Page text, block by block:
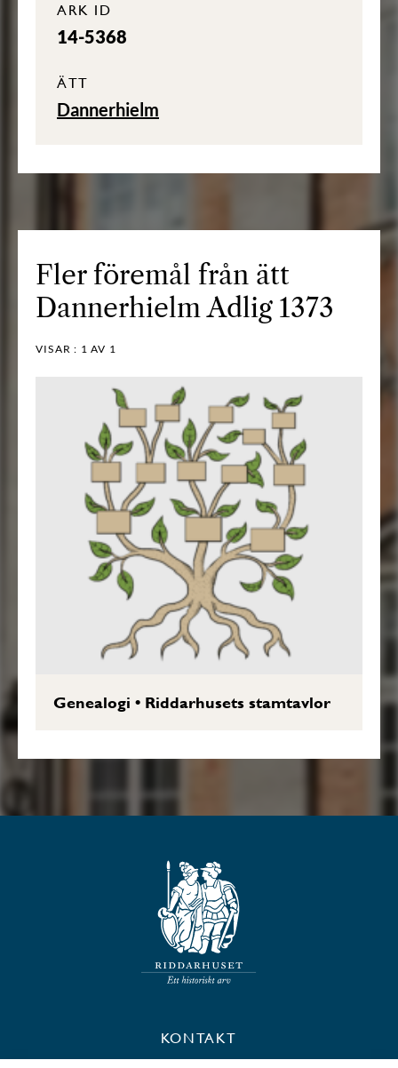
ARK ID
14-5368
ÄTT
Dannerhielm
Fler föremål från ätt
Dannerhielm Adlig 1373
VISAR : 1 AV 1
Genealogi • Riddarhusets stamtavlor
KONTAKT